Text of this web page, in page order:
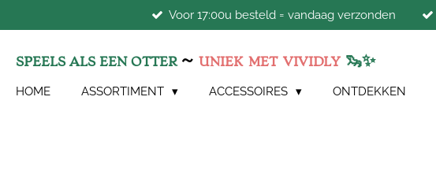
direct
de
hoofdinhoud
Voor 17:00u besteld = vandaag verzonden
SPEELS ALS EEN OTTER ~ UNIEK MET VIVIDLY 🦦✨
HOME ASSORTIMENT ACCESSOIRES ONTDEKKEN